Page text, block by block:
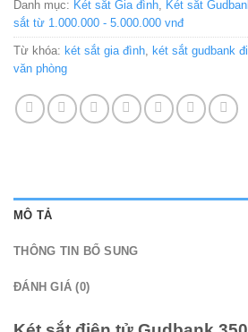
Danh mục: Két sắt Gia đình Két sắt
sắt từ 1.000.000 - 5.000.000 vnđ
Từ khóa: két sắt gia đình két sắt gudbank
văn phòng
MÔ TẢ
THÔNG TIN BỔ SUNG
ĐÁNH GIÁ (0)